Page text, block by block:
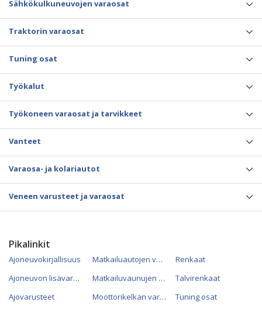
Sähkökulkuneuvojen varaosat
Traktorin varaosat
Tuning osat
Työkalut
Työkoneen varaosat ja tarvikkeet
Vanteet
Varaosa- ja kolariautot
Veneen varusteet ja varaosat
Pikalinkit
Ajoneuvokirjallisuus
Ajoneuvon lisävarusteet
Ajovarusteet
Matkailuautojen varaosat
Matkailuvaunujen varaosat
Moottorikelkan varaosat
Renkaat
Talvirenkaat
Tuning osat